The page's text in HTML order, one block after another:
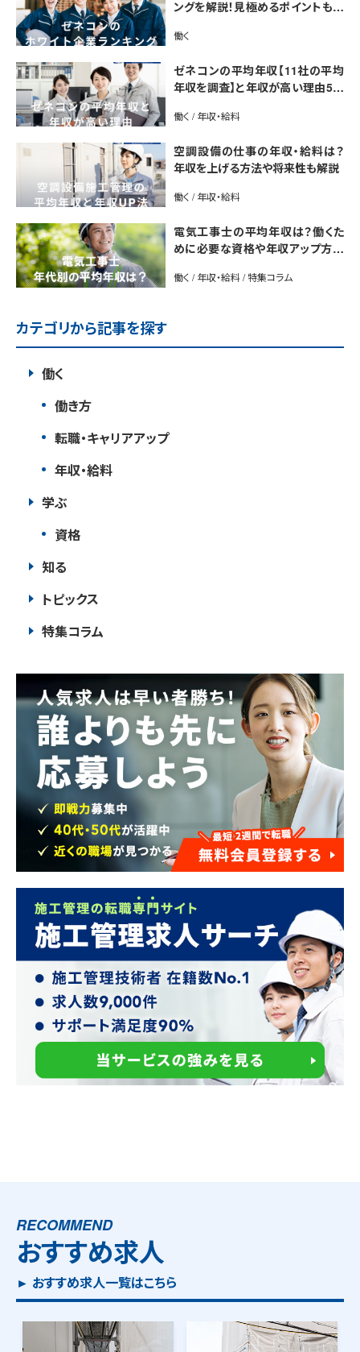
ングを解説！見極めるポイントも紹
働く
ゼネコンの平均年収【11社の平均
年収を調査】と年収が高い理由5選
働く / 年収・給料
空調設備の仕事の年収・給料は？
年収を上げる方法や将来性も解説
働く / 年収・給料
電気工事士の平均年収は？働くた
めに必要な資格や年収アップ方法
働く / 年収・給料 / 特集コラム
カテゴリから記事を探す
働く
働き方
転職・キャリアアップ
年収・給料
学ぶ
資格
知る
トピックス
特集コラム
RECOMMEND
おすすめ求人
► おすすめ求人一覧はこちら